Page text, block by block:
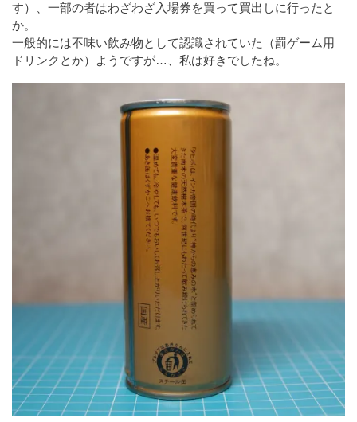
す）、一部の者はわざわざ入場券を買って買出しに行ったと
か。
一般的には不味い飲み物として認識されていた（罰ゲーム用
ドリンクとか）ようですが…、私は好きでしたね。